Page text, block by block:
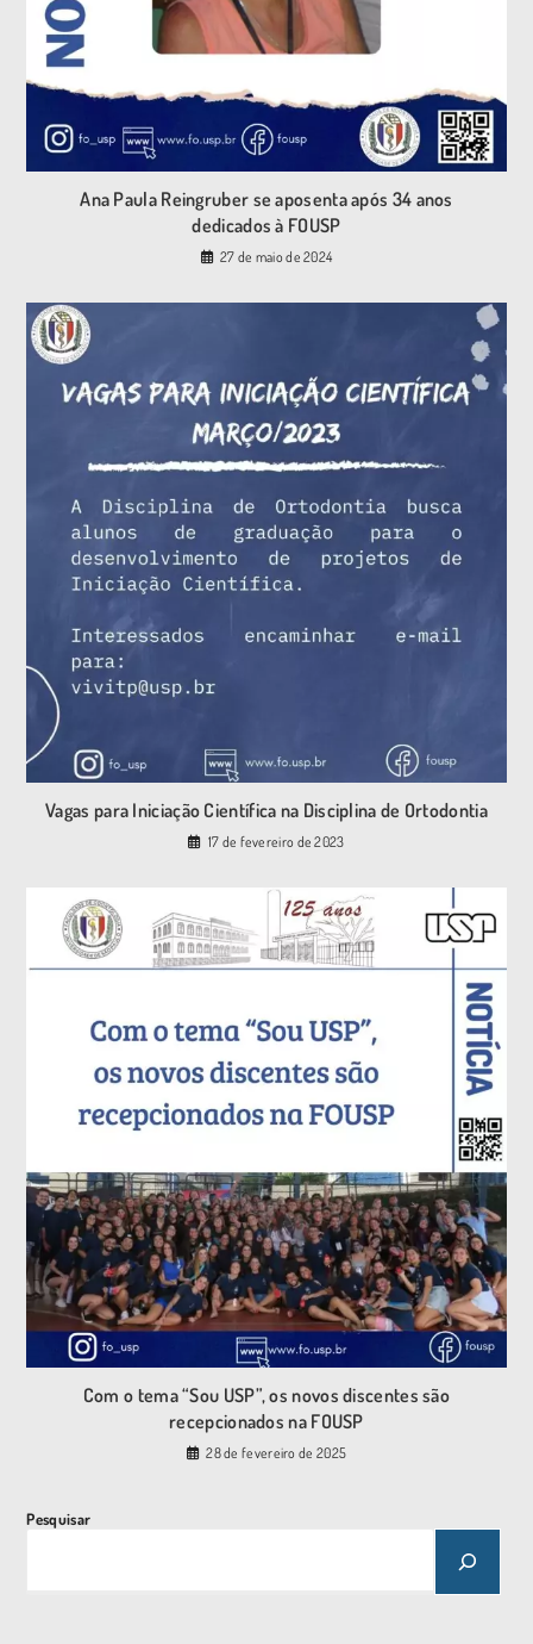
Ana Paula Reingruber se aposenta após 34 anos
dedicados à FOUSP
27 de maio de 2024
Vagas para Iniciação Científica na Disciplina de Ortodontia
17 de fevereiro de 2023
Com o tema “Sou USP”, os novos discentes são
recepcionados na FOUSP
28 de fevereiro de 2025
Pesquisar